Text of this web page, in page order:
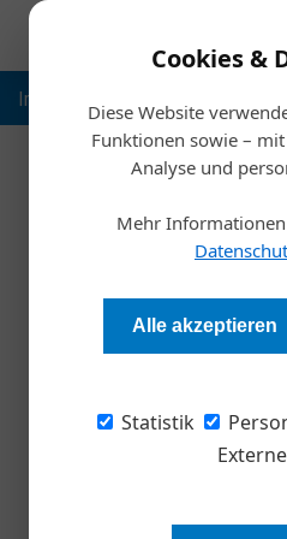
Cookies &
Diese Website
Funktionen sowie –
Analyse und
Mehr
Alle akzeptieren
Statistik
Inspiration